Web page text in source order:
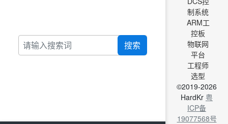
搜索
制系统
ARM工
控板
物联网
平台
工程师
选型
©2019-2026
HardKr 粤
ICP备
19077568号